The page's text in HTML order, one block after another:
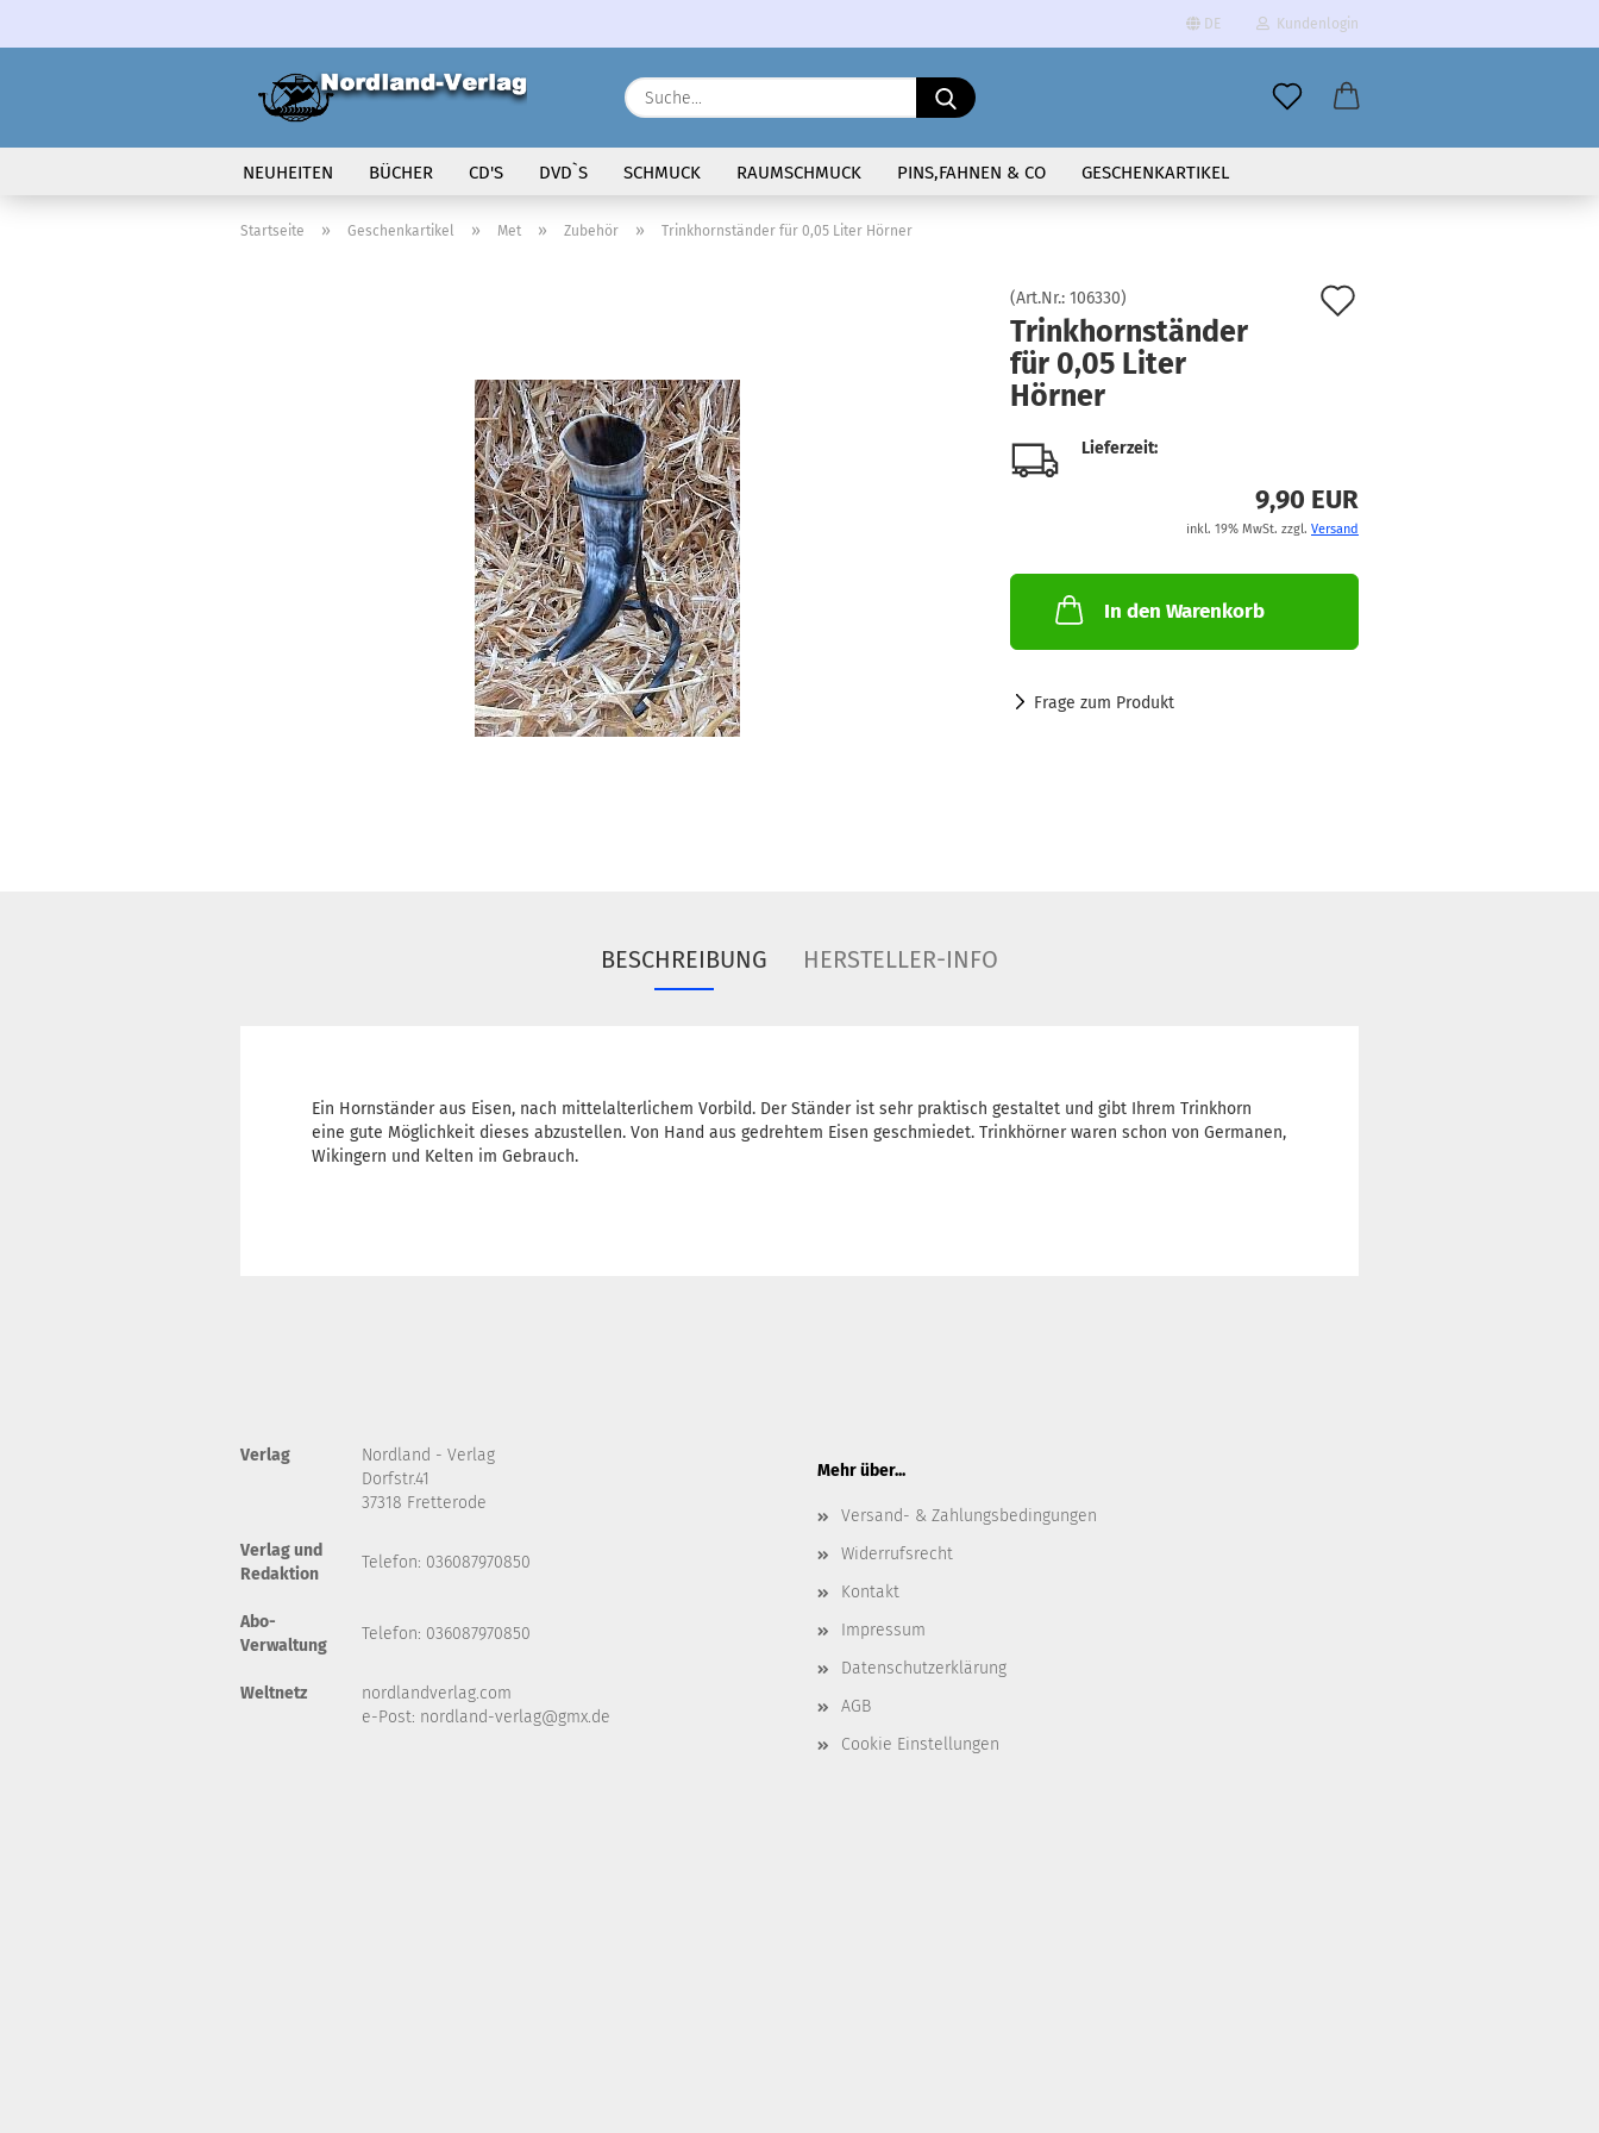
DE
Sprache auswählen
Kundenlogin
Konto erstellen
Passwort vergessen?
Suche...
NEUHEITEN BÜCHER CD'S DVD`S SCHMUCK RAUMSCHMUCK PINS,FAHNEN & CO GESCHENKARTIKEL
VOLK IN BEWEGUNG
Startseite » Geschenkartikel » Met » Zubehör » Trinkhornständer für 0,05 Liter Hörner
(Art.Nr.: 106330)
Trinkhornständer
für 0,05 Liter
Hörner
Lieferzeit:
9,90 EUR
inkl. 19% MwSt. zzgl. Versand
In den Warenkorb
Frage zum Produkt
BESCHREIBUNG HERSTELLER-INFO
Ein Hornständer aus Eisen, nach mittelalterlichem Vorbild. Der Ständer ist sehr praktisch gestaltet und gibt Ihrem Trinkhorn
eine gute Möglichkeit dieses abzustellen. Von Hand aus gedrehtem Eisen geschmiedet. Trinkhörner waren schon von Germanen,
Wikingern und Kelten im Gebrauch.
Verlag
Nordland - Verlag
Dorfstr.41
37318 Fretterode
Verlag und
Redaktion
Telefon: 036087970850
Abo-
Verwaltung
Telefon: 036087970850
Weltnetz
nordlandverlag.com
e-Post: nordland-verlag@gmx.de
Mehr über...
Versand- & Zahlungsbedingungen
Widerrufsrecht
Kontakt
Impressum
Datenschutzerklärung
AGB
Cookie Einstellungen